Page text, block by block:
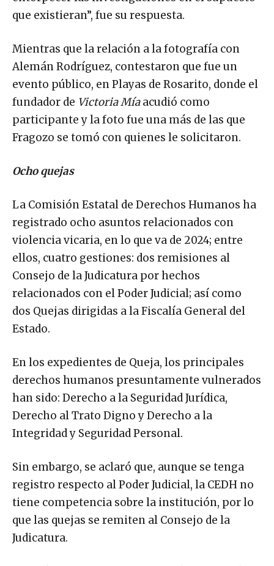
que existieran”, fue su respuesta.
Mientras que la relación a la fotografía con
Alemán Rodríguez, contestaron que fue un
evento público, en Playas de Rosarito, donde el
fundador de Victoria Míaacudió como
participante y la foto fue una más de las que
Fragozo se tomó con quienes le solicitaron.
Ocho quejas
La Comisión Estatal de Derechos Humanos ha
registrado ocho asuntos relacionados con
violencia vicaria, en lo que va de 2024; entre
ellos, cuatro gestiones: dos remisiones al
Consejo de la Judicatura por hechos
relacionados con el Poder Judicial; así como
dos Quejas dirigidas a la Fiscalía General del
Estado.
En los expedientes de Queja, los principales
derechos humanos presuntamente vulnerados
han sido: Derecho a la Seguridad Jurídica,
Derecho al Trato Digno y Derecho a la
Integridad y Seguridad Personal.
Sin embargo, se aclaró que, aunque se tenga
registro respecto al Poder Judicial, la CEDH no
tiene competencia sobre la institución, por lo
que las quejas se remiten al Consejo de la
Judicatura.